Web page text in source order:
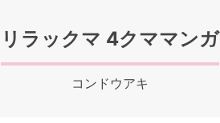
リラックマ 4クママンガ
コンドウアキ